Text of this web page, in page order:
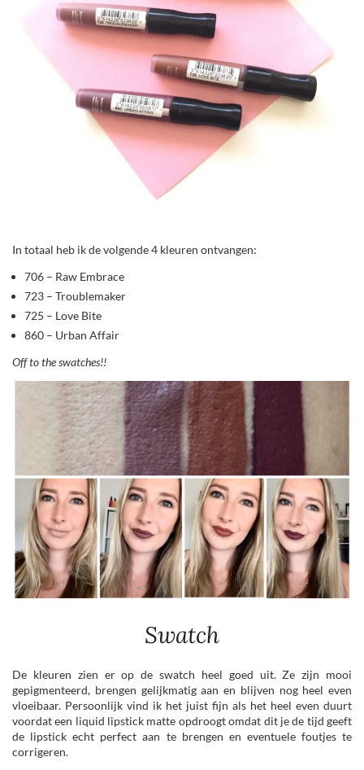
In totaal heb ik de volgende 4 kleuren ontvangen:
706 – Raw Embrace
723 – Troublemaker
725 – Love Bite
860 – Urban Affair
Off to the swatches!!
Swatch
De kleuren zien er op de swatch heel goed uit. Ze zijn mooi
gepigmenteerd, brengen gelijkmatig aan en blijven nog heel even
vloeibaar. Persoonlijk vind ik het juist fijn als het heel even duurt
voordat een liquid lipstick matte opdroogt omdat dit je de tijd geeft
de lipstick echt perfect aan te brengen en eventuele foutjes te
corrigeren.